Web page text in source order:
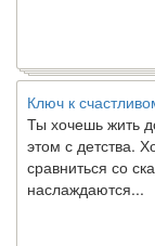
Ключ к
Ты хочешь жить
этом с детства.
сравниться со
наслаждаются...